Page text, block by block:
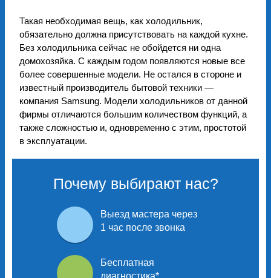
Такая необходимая вещь, как холодильник,
обязательно должна присутствовать на каждой кухне.
Без холодильника сейчас не обойдется ни одна
домохозяйка. С каждым годом появляются новые все
более совершенные модели. Не остался в стороне и
известный производитель бытовой техники —
компания Samsung. Модели холодильников от данной
фирмы отличаются большим количеством функций, а
также сложностью и, одновременно с этим, простотой
в эксплуатации.
Почему выбирают нас?
Выезд мастера через
1 час после звонка
Бесплатная
диагностика*